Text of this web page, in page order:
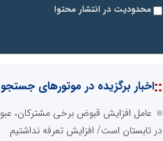
محدودیت در انتشار محتوا
::اخبار برگزیده در موتورهای جستجو
عامل افزایش قبوض برخی مشترکان،
در تابستان است/ افزایش تعرفه نداشتیم